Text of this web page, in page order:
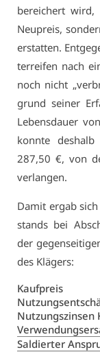
be­rei­chert
Neu­preis,
er­stat­ten.
ter­rei­fen nach
noch nicht
grund sei­ner
Le­bens­dau­er
konn­te
287,50 €, von
ver­lan­gen.
Da­mit er­gab
stands bei
der
des Klä­gers:
Kauf­preis
Nut­zungs­zin­sen
Sal­dier­ter